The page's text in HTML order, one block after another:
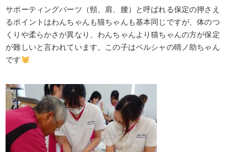
サポーティングパーツ（頸、肩、腰）と呼ばれる保定の押さえ
るポイントはわんちゃんも猫ちゃんも基本同じですが、体のつ
くりや柔らかさが異なり、わんちゃんより猫ちゃんの方が保定
が難しいと言われています。この子はペルシャの晴ノ助ちゃん
です